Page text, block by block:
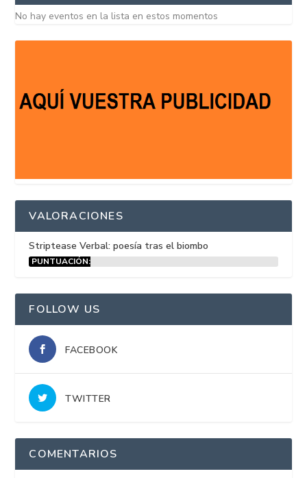
No hay eventos en la lista en estos momentos
VALORACIONES
Striptease Verbal: poesía tras el biombo
PUNTUACIÓN:
FOLLOW US
FACEBOOK
TWITTER
COMENTARIOS